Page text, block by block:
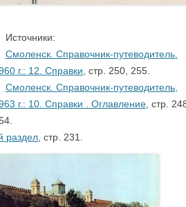
Источники:
Смоленск. Справочник-путеводитель.
г.: 12. Справки, стр. 250, 255.
Смоленск. Справочник-путеводитель,
г.: 10. Справки . Оглавление, стр.
раздел, стр. 231.